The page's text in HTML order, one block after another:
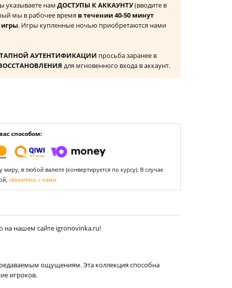
указываете нам ДОСТУПЫ К АККАУНТУ(вводите в
мы в рабочее время в течении 40-50 минут
. Игры купленные ночью приобретаются нами
АУТЕНТИФИКАЦИИ просьба заранее в
для мгновенного входа в аккаунт.
способом:
в любой валюте (конвертируется по курсу). В случае
свяжитесь с нами.
на нашем сайте igronovinka.ru!
ощущениям. Эта коллекция способна
игроков.